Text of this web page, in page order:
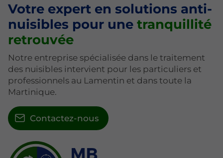
Votre expert en solutions anti-
nuisibles pour une tranquillité
retrouvée
Notre entreprise spécialisée dans le traitement
des nuisibles intervient pour les particuliers et
professionnels au Lamentin et dans toute la
Martinique.
Contactez-nous